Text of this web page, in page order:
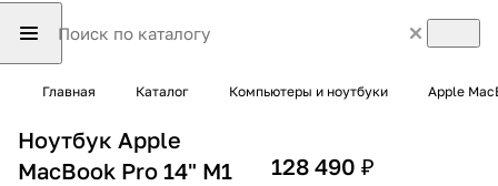
Главная Каталог Компьютеры и ноутбуки Apple
Ноутбук Apple
MacBook Pro 14" M1
128 490 ₽